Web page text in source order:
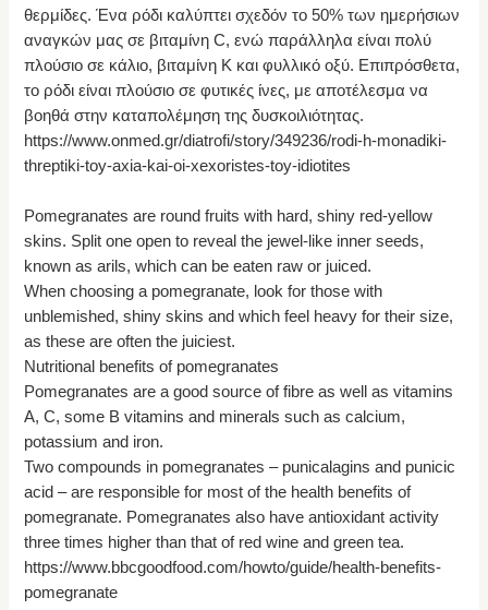
θερμίδες. Ένα ρόδι καλύπτει σχεδόν το 50% των ημερήσιων
αναγκών μας σε βιταμίνη C, ενώ παράλληλα είναι πολύ
πλούσιο σε κάλιο, βιταμίνη Κ και φυλλικό οξύ. Επιπρόσθετα,
το ρόδι είναι πλούσιο σε φυτικές ίνες, με αποτέλεσμα να
βοηθά στην καταπολέμηση της δυσκοιλιότητας.
https://www.onmed.gr/diatrofi/story/349236/rodi-h-monadiki-
threptiki-toy-axia-kai-oi-xexoristes-toy-idiotites
Pomegranates are round fruits with hard, shiny red-yellow
skins. Split one open to reveal the jewel-like inner seeds,
known as arils, which can be eaten raw or juiced.
When choosing a pomegranate, look for those with
unblemished, shiny skins and which feel heavy for their size,
as these are often the juiciest.
Nutritional benefits of pomegranates
Pomegranates are a good source of fibre as well as vitamins
A, C, some B vitamins and minerals such as calcium,
potassium and iron.
Two compounds in pomegranates – punicalagins and punicic
acid – are responsible for most of the health benefits of
pomegranate. Pomegranates also have antioxidant activity
three times higher than that of red wine and green tea.
https://www.bbcgoodfood.com/howto/guide/health-benefits-
pomegranate